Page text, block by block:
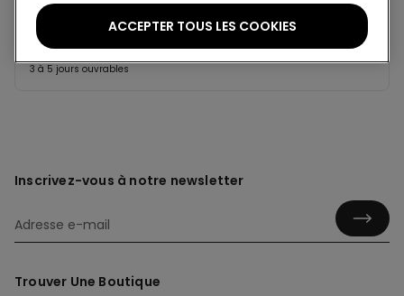
Retrait en magasin Gratuit
3 à 5 jours ouvrables
Inscrivez-vous à notre newsletter
Trouver Une Boutique
ACCEPTER TOUS LES COOKIES